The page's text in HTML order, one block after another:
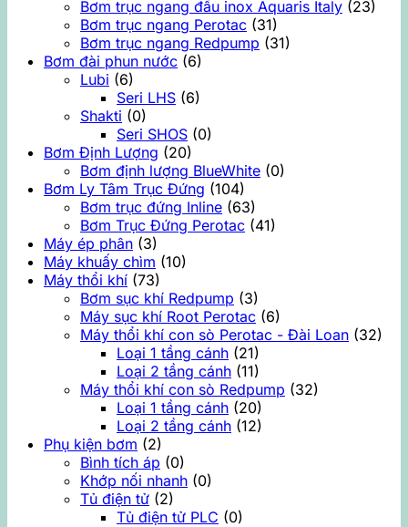
Bơm trục ngang đầu inox Aquaris Italy (23)
Bơm trục ngang Perotac (31)
Bơm trục ngang Redpump (31)
Bơm đài phun nước (6)
Lubi (6)
Seri LHS (6)
Shakti (0)
Seri SHOS (0)
Bơm Định Lượng (20)
Bơm định lượng BlueWhite (0)
Bơm Ly Tâm Trục Đứng (104)
Bơm trục đứng Inline (63)
Bơm Trục Đứng Perotac (41)
Máy ép phân (3)
Máy khuấy chìm (10)
Máy thổi khí (73)
Bơm sục khí Redpump (3)
Máy sục khí Root Perotac (6)
Máy thổi khí con sò Perotac - Đài Loan (32)
Loại 1 tầng cánh (21)
Loại 2 tầng cánh (11)
Máy thổi khí con sò Redpump (32)
Loại 1 tầng cánh (20)
Loại 2 tầng cánh (12)
Phụ kiện bơm (2)
Bình tích áp (0)
Khớp nối nhanh (0)
Tủ điện tử (2)
Tủ điện tử PLC (0)